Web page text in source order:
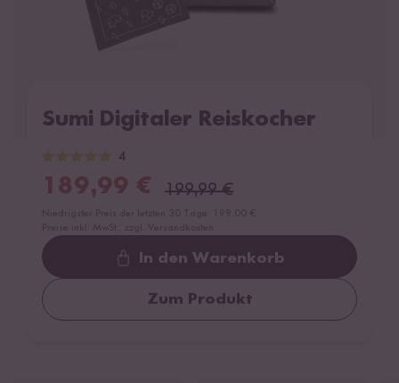
Sumi Digitaler Reiskocher
4
189,99 € 199,99€
In den Warenkorb
Zum Produkt